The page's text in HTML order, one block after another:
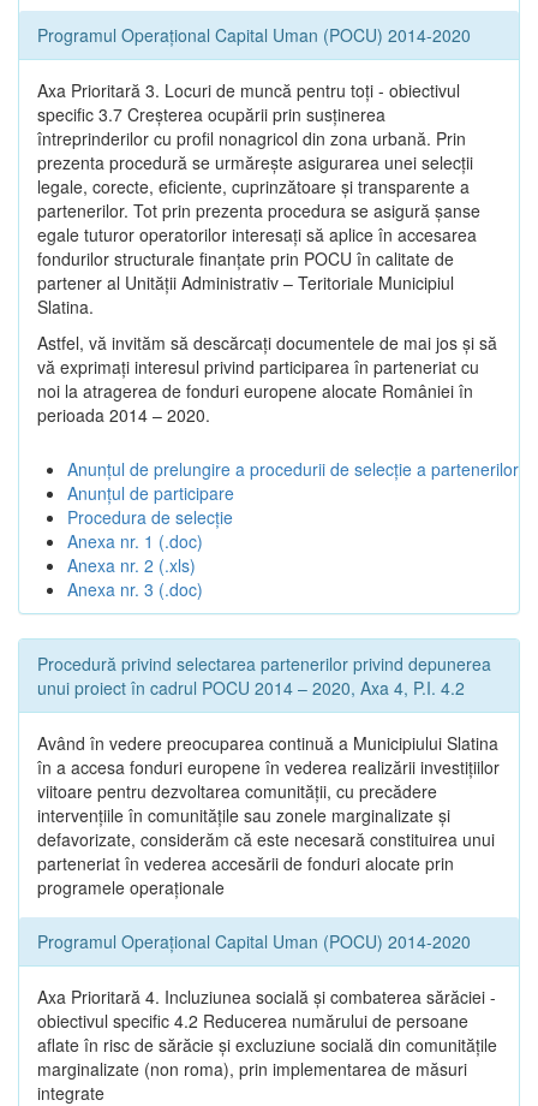
Programul Operațional Capital Uman (POCU) 2014-2020
Axa Prioritară 3. Locuri de muncă pentru toţi - obiectivul
specific 3.7 Creșterea ocupării prin susținerea
întreprinderilor cu profil nonagricol din zona urbană. Prin
prezenta procedură se urmăreşte asigurarea unei selecții
legale, corecte, eficiente, cuprinzătoare şi transparente a
partenerilor. Tot prin prezenta procedura se asigură şanse
egale tuturor operatorilor interesaţi să aplice în accesarea
fondurilor structurale finanţate prin POCU în calitate de
partener al Unității Administrativ – Teritoriale Municipiul
Slatina.
Astfel, vă invităm să descărcați documentele de mai jos și să
vă exprimați interesul privind participarea în parteneriat cu
noi la atragerea de fonduri europene alocate României în
perioada 2014 – 2020.
Anunțul de prelungire a procedurii de selecție a partenerilor
Anunțul de participare
Procedura de selecție
Anexa nr. 1 (.doc)
Anexa nr. 2 (.xls)
Anexa nr. 3 (.doc)
Procedură privind selectarea partenerilor privind depunerea
unui proiect în cadrul POCU 2014 – 2020, Axa 4, P.I. 4.2
Având în vedere preocuparea continuă a Municipiului Slatina
în a accesa fonduri europene în vederea realizării investițiilor
viitoare pentru dezvoltarea comunității, cu precădere
intervențiile în comunitățile sau zonele marginalizate și
defavorizate, considerăm că este necesară constituirea unui
parteneriat în vederea accesării de fonduri alocate prin
programele operaționale
Programul Operațional Capital Uman (POCU) 2014-2020
Axa Prioritară 4. Incluziunea socială și combaterea sărăciei -
obiectivul specific 4.2 Reducerea numărului de persoane
aflate în risc de sărăcie și excluziune socială din comunitățile
marginalizate (non roma), prin implementarea de măsuri
integrate